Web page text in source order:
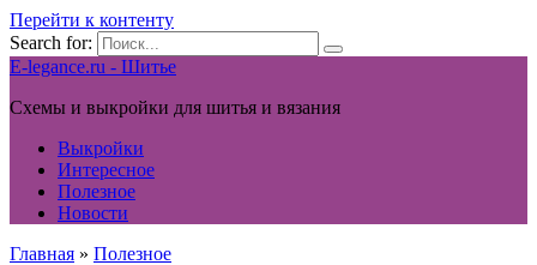
Перейти к контенту
Search for:
E-legance.ru - Шитье
Схемы и выкройки для шитья и вязания
Выкройки
Интересное
Полезное
Новости
Главная » Полезное